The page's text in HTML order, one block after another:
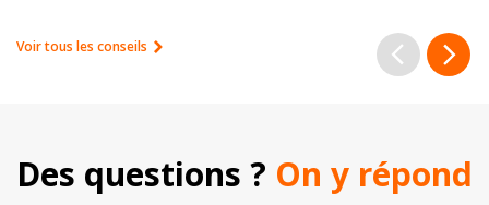
Voir tous les conseils
Des questions ? On y répond